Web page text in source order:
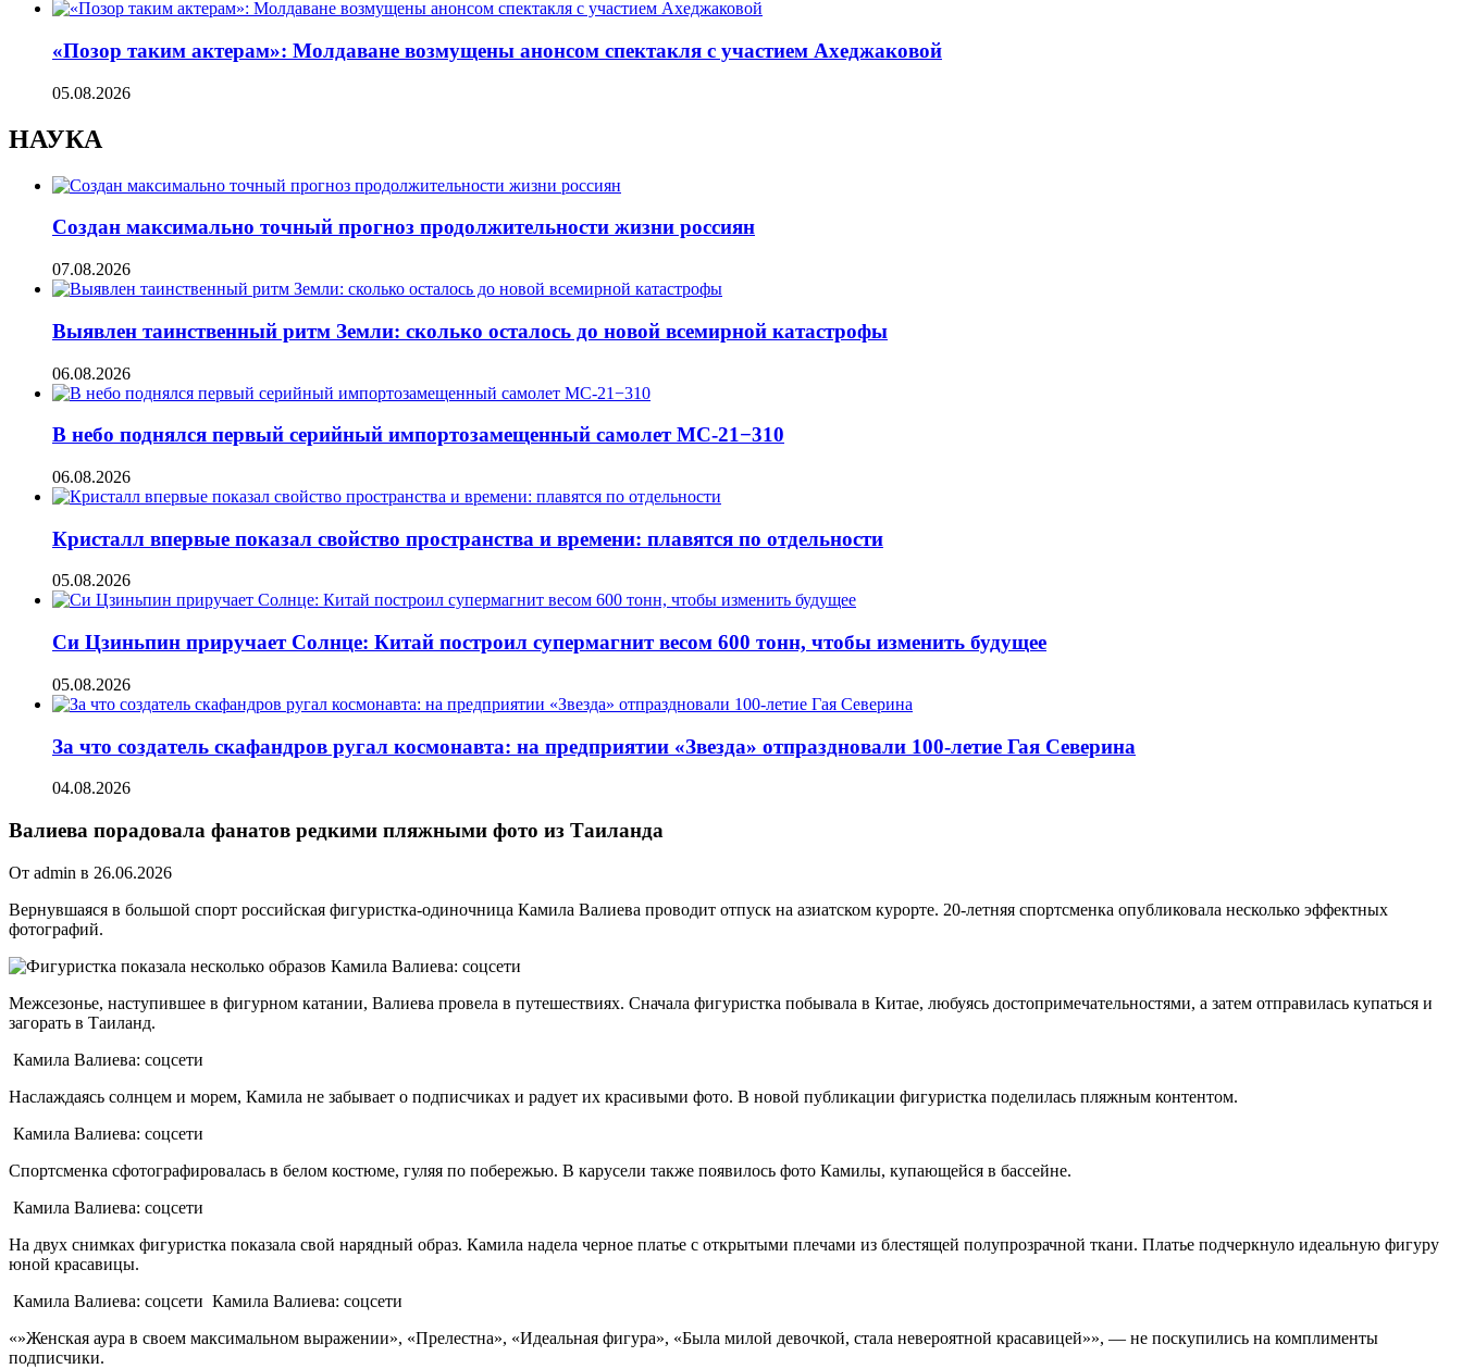
«Позор таким актерам»: Молдаване возмущены анонсом спектакля с участием Ахеджаковой
05.08.2026
НАУКА
Создан максимально точный прогноз продолжительности жизни россиян
07.08.2026
Выявлен таинственный ритм Земли: сколько осталось до новой всемирной катастрофы
06.08.2026
В небо поднялся первый серийный импортозамещенный самолет МС-21−310
06.08.2026
Кристалл впервые показал свойство пространства и времени: плавятся по отдельности
05.08.2026
Си Цзиньпин приручает Солнце: Китай построил супермагнит весом 600 тонн, чтобы изменить будущее
05.08.2026
За что создатель скафандров ругал космонавта: на предприятии «Звезда» отпраздновали 100-летие Гая Северина
04.08.2026
Валиева порадовала фанатов редкими пляжными фото из Таиланда
От admin в 26.06.2026
Вернувшаяся в большой спорт российская фигуристка-одиночница Камила Валиева проводит отпуск на азиатском курорте. 20-летняя спортсменка опубликовала несколько эффектных
фотографий.
Камила Валиева: соцсети
Межсезонье, наступившее в фигурном катании, Валиева провела в путешествиях. Сначала фигуристка побывала в Китае, любуясь достопримечательностями, а затем отправилась купаться и
загорать в Таиланд.
Камила Валиева: соцсети
Наслаждаясь солнцем и морем, Камила не забывает о подписчиках и радует их красивыми фото. В новой публикации фигуристка поделилась пляжным контентом.
Камила Валиева: соцсети
Спортсменка сфотографировалась в белом костюме, гуляя по побережью. В карусели также появилось фото Камилы, купающейся в бассейне.
Камила Валиева: соцсети
На двух снимках фигуристка показала свой нарядный образ. Камила надела черное платье с открытыми плечами из блестящей полупрозрачной ткани. Платье подчеркнуло идеальную фигуру
юной красавицы.
Камила Валиева: соцсети Камила Валиева: соцсети
«»Женская аура в своем максимальном выражении», «Прелестна», «Идеальная фигура», «Была милой девочкой, стала невероятной красавицей»», — не поскупились на комплименты
подписчики.